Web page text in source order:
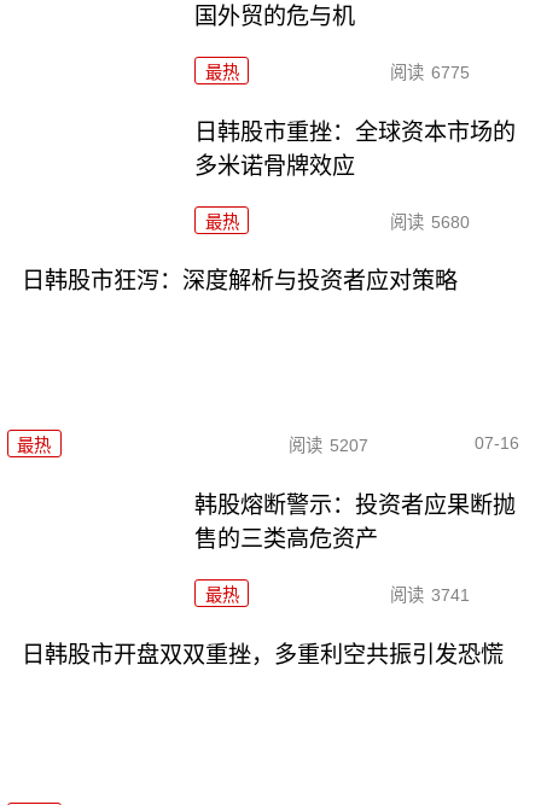
国外贸的危与机
最热 阅读 6775
日韩股市重挫：全球资本市场的
多米诺骨牌效应
最热 阅读 5680
日韩股市狂泻：深度解析与投资者应对策略
最热 阅读 5207 07-16
韩股熔断警示：投资者应果断抛
售的三类高危资产
最热 阅读 3741
日韩股市开盘双双重挫，多重利空共振引发恐慌